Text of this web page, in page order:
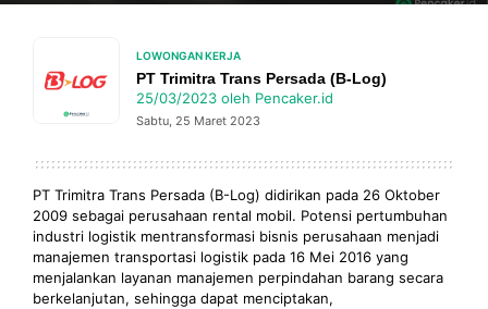
LOWONGAN KERJA
PT Trimitra Trans Persada (B-Log)
25/03/2023 oleh Pencaker.id
Sabtu, 25 Maret 2023
PT Trimitra Trans Persada (B-Log) didirikan pada 26 Oktober
2009 sebagai perusahaan rental mobil. Potensi pertumbuhan
industri logistik mentransformasi bisnis perusahaan menjadi
manajemen transportasi logistik pada 16 Mei 2016 yang
menjalankan layanan manajemen perpindahan barang secara
berkelanjutan, sehingga dapat menciptakan,